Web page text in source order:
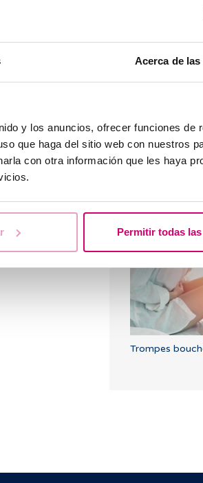
Acerca de
y los anuncios, ofrecer funciones de
que haga del sitio web con nuestros
con otra información que les haya
Permitir todas
Pertes brunes :
les règles et la
Trompes